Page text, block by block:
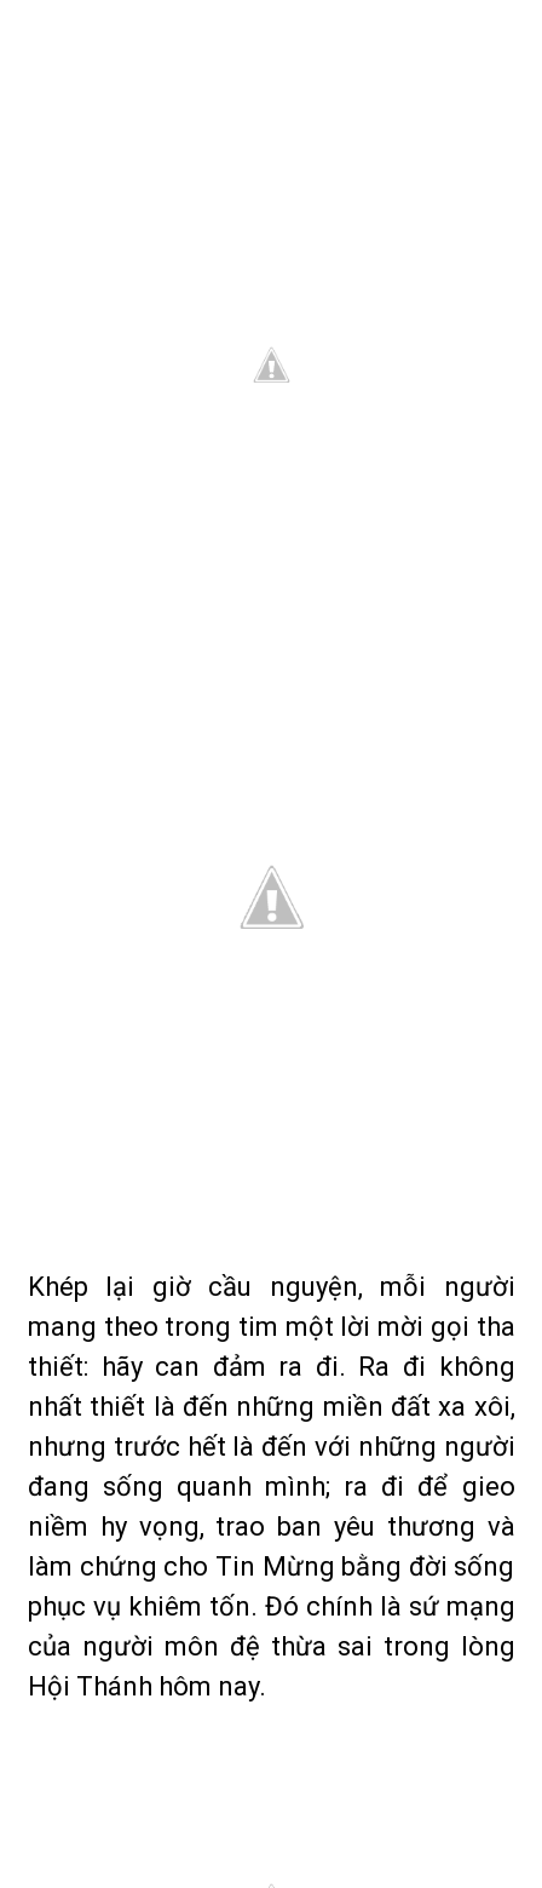
Khép lại giờ cầu nguyện, mỗi người
mang theo trong tim một lời mời gọi tha
thiết: hãy can đảm ra đi. Ra đi không
nhất thiết là đến những miền đất xa xôi,
nhưng trước hết là đến với những người
đang sống quanh mình; ra đi để gieo
niềm hy vọng, trao ban yêu thương và
làm chứng cho Tin Mừng bằng đời sống
phục vụ khiêm tốn. Đó chính là sứ mạng
của người môn đệ thừa sai trong lòng
Hội Thánh hôm nay.